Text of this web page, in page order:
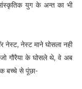
युग के अन्त का भी
नेस्ट, नेस्ट माने घोसला नही
गौरैया के घोसले थे, वे अब
बच्चे से पूंछा-